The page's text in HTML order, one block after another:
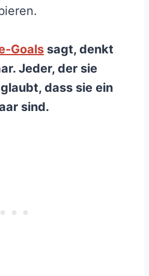
Goals sagt, denkt
Jeder, der sie
dass sie ein
sind.